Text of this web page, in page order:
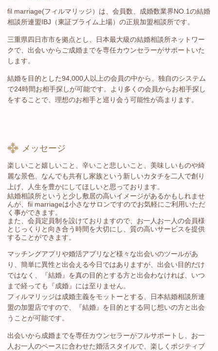
fil marriage(フィルマリッジ）は、会員数、成婚数業界NO.1の結婚
相談所連盟IBJ（東証プライム上場）の正規加盟相談所です。
三重県四日市市を拠点とし、日本最大級の結婚相談所ネットワー
クで、出会いからご成婚までを専任カウンセラーがサポートいた
します。
結婚を目的とした94,000人以上の会員の中から、独自のシステム
で24時間お相手探しが可能です。より多くの会員からお相手探し
をすることで、理想のお相手と巡り会う可能性が高まります。
メッセージ
楽しいこと嬉しいこと、辛いこと悲しいこと、美味しいものや綺
麗な景色、なんでも共有し家族という新しいカタチを二人で創り
上げ、人生を豊かにしてほしいと思っております。
結婚相談所というと少し敷居の高いイメージがあるかもしれませ
んが、fii marriageは小さなサロンですのでお気軽にご利用いただ
く事ができます。
また、会員定員制を設けておりますので、お一人お一人の会員様
とじっくりと向き合う時間を大切にし、質の高いサービスを提供
することができます。
マッチングアプリや婚活アプリなど様々な出会いのツールがあ
り、簡単に異性と出会える今日ではありますが、出会い目的だけ
ではなく、『結婚』を真の目的とする方と出会わなければ、いつ
まで経っても『成婚』には至りません。
フィルマリッジは成婚主義をモットーとする、日本結婚相談所連
盟の加盟店ですので、『結婚』を目的とする同じ想いの方と出会
うことが可能です。
出会いから成婚までを専任カウンセラーがフルサポートし、お一
人お一人のペースに合わせた婚活スタイルで、楽しくポジティブ